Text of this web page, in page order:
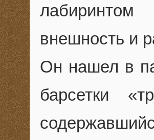
внешность и
Он нашел в
барсетки